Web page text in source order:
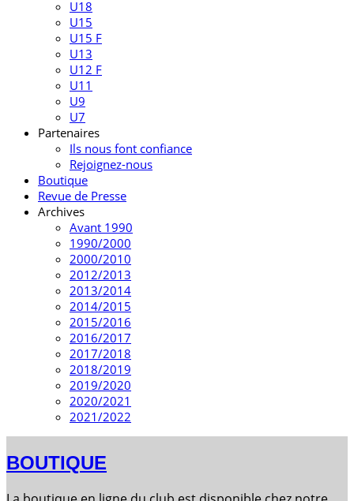
U18
U15
U15 F
U13
U12 F
U11
U9
U7
Partenaires
Ils nous font confiance
Rejoignez-nous
Boutique
Revue de Presse
Archives
Avant 1990
1990/2000
2000/2010
2012/2013
2013/2014
2014/2015
2015/2016
2016/2017
2017/2018
2018/2019
2019/2020
2020/2021
2021/2022
BOUTIQUE